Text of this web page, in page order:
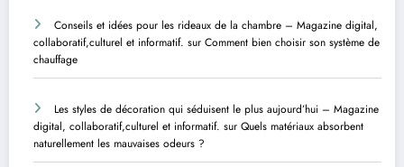
Conseils et idées pour les rideaux de la chambre – Magazine digital,
collaboratif,culturel et informatif. sur Comment bien choisir son système de
chauffage
Les styles de décoration qui séduisent le plus aujourd’hui – Magazine
digital, collaboratif,culturel et informatif. sur Quels matériaux absorbent
naturellement les mauvaises odeurs ?